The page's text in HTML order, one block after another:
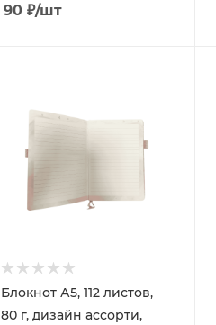
90 ₽/шт
Блокнот А5, 112 листов,
80 г, дизайн ассорти,